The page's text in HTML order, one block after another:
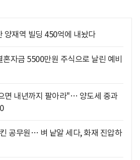
양재역 빌딩 450억에 내놨다
자금 5500만원 주식으로 날린 예비
면 내년까지 팔아라"… 양도세 중과
공무원… 벼 낱알 세다, 화재 진압하